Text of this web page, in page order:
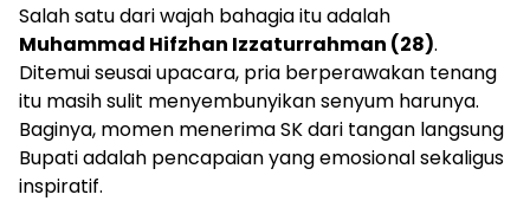
Salah satu dari wajah bahagia itu adalah
Muhammad Hifzhan Izzaturrahman (28).
Ditemui seusai upacara, pria berperawakan tenang
itu masih sulit menyembunyikan senyum harunya.
Baginya, momen menerima SK dari tangan langsung
Bupati adalah pencapaian yang emosional sekaligus
inspiratif.